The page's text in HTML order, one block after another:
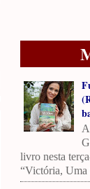
livro nesta
“Victória, Uma